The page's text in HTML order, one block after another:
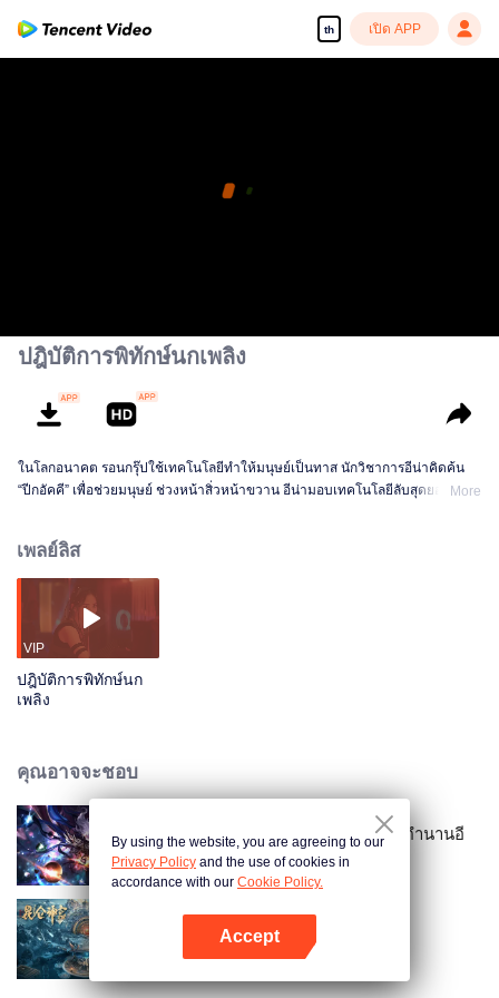
th เปิด APP
ปฎิบัติการพิทักษ์นกเพลิง
ในโลกอนาคต รอนกรุ๊ปใช้เทคโนโลยีทำให้มนุษย์เป็นทาส นักวิชาการอีน่าคิดค้น
“ปีกอัคคี” เพื่อช่วยมนุษย์ ช่วงหน้าสิ่วหน้าขวาน อีน่ามอบเทคโนโลยีลับสุดยอดให้More
เพลย์ลิส
VIP
ปฎิบัติการพิทักษ์นก
เพลิง
คุณอาจจะชอบ
ผนึกเทพบัลลังก์ราชันย์ ตอน ยอดตำนานอี
ไหลเค่อซือ
คนขุดสุสาน ตอน วังเทพคุนหลุน
By using the website, you are agreeing to our
Privacy Policy and the use of cookies in
accordance with our Cookie Policy.
Accept